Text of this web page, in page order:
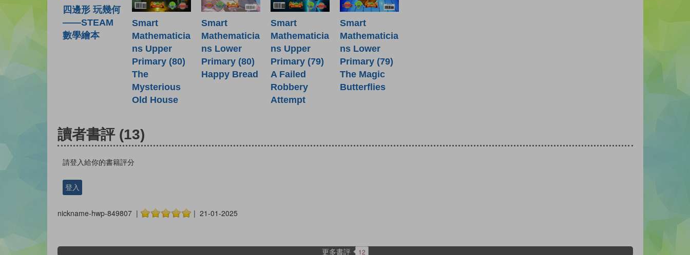
四邊形 玩幾何
——STEAM
數學繪本
Smart
Mathematicia
ns Upper
Primary (80)
The
Mysterious
Old House
Smart
Mathematicia
ns Lower
Primary (80)
Happy Bread
Smart
Mathematicia
ns Upper
Primary (79)
A Failed
Robbery
Attempt
Smart
Mathematicia
ns Lower
Primary (79)
The Magic
Butterflies
讀者書評 (13)
請登入給你的書籍評分
登入
nickname-hwp-849807 | | 21-01-2025
更多書評 12